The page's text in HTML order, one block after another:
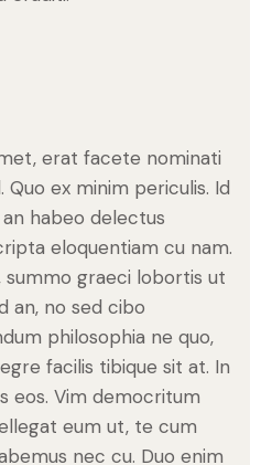
erat facete nominati
ex minim periculis. Id
habeo delectus
eloquentiam cu nam.
summo graeci lobortis ut
an, no sed cibo
philosophia ne quo,
facilis tibique sit at. In
eos. Vim democritum
eum ut, te cum
nec cu. Duo enim